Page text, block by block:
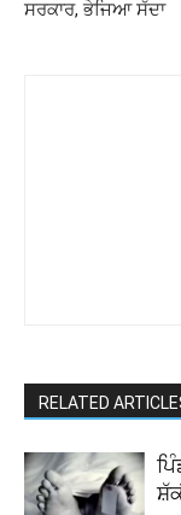
ਸਰਕਾਰ, ਭੇਜਿਆ ਸੱਦਾ
RELATED